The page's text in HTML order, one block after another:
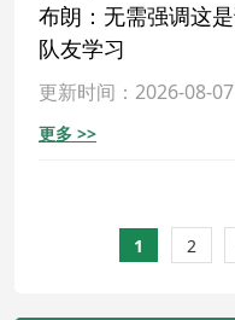
布朗：无需强调这
队友学习
更新时间：2026-08-
更多 >>
1 2